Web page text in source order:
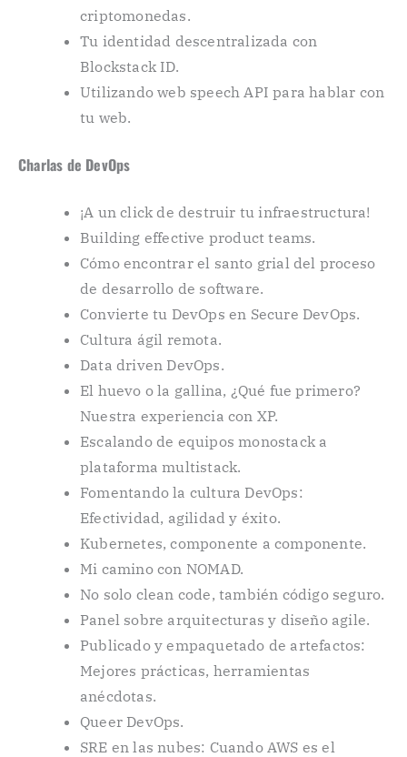
criptomonedas.
Tu identidad descentralizada con
Blockstack ID.
Utilizando web speech API para hablar con
tu web.
Charlas de DevOps
¡A un click de destruir tu infraestructura!
Building effective product teams.
Cómo encontrar el santo grial del proceso
de desarrollo de software.
Convierte tu DevOps en Secure DevOps.
Cultura ágil remota.
Data driven DevOps.
El huevo o la gallina, ¿Qué fue primero?
Nuestra experiencia con XP.
Escalando de equipos monostack a
plataforma multistack.
Fomentando la cultura DevOps:
Efectividad, agilidad y éxito.
Kubernetes, componente a componente.
Mi camino con NOMAD.
No solo clean code, también código seguro.
Panel sobre arquitecturas y diseño agile.
Publicado y empaquetado de artefactos:
Mejores prácticas, herramientas
anécdotas.
Queer DevOps.
SRE en las nubes: Cuando AWS es el